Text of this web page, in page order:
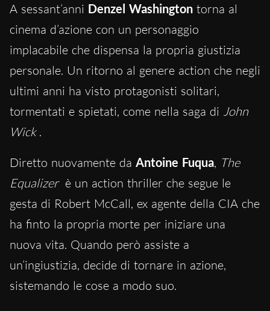
A sessant’anni Denzel Washington torna al
cinema d’azione con un personaggio
implacabile che dispensa la propria giustizia
personale. Un ritorno al genere action che negli
ultimi anni ha visto protagonisti solitari,
tormentati e spietati, come nella saga di John
Wick .
Diretto nuovamente da Antoine Fuqua, The
Equalizer è un action thriller che segue le
gesta di Robert McCall, ex agente della CIA che
ha finto la propria morte per iniziare una
nuova vita. Quando però assiste a
un’ingiustizia, decide di tornare in azione,
sistemando le cose a modo suo.